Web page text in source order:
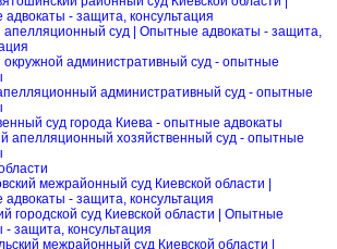
- защита, консультация
апелляционный суд | Опытные адвокаты - защита,
окружной административный суд - опытные
административный суд - опытные
суд города Киева - опытные адвокаты
апелляционный хозяйственный суд - опытные
межрайонный суд Киевской области |
- защита, консультация
городской суд Киевской области | Опытные
- защита, консультация
межрайонный суд Киевской области |